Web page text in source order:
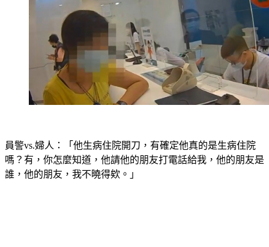
員警vs.婦人：「他生病住院開刀，有確定他真的是生病住院
嗎？有，你怎麼知道，他請他的朋友打電話給我，他的朋友是